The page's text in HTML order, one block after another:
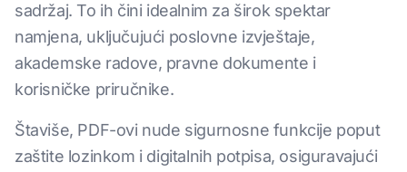
sadržaj. To ih čini idealnim za širok spektar
namjena, uključujući poslovne izvještaje,
akademske radove, pravne dokumente i
korisničke priručnike.
Štaviše, PDF-ovi nude sigurnosne funkcije poput
zaštite lozinkom i digitalnih potpisa, osiguravajući